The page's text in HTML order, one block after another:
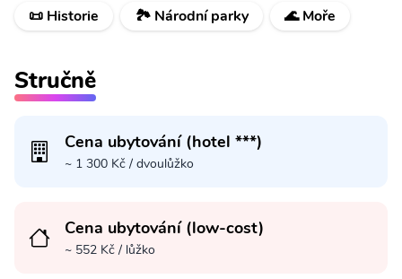
📜 Historie
🏞️ Národní parky 🌊 Moře
Stručně
Cena ubytování (hotel ***)
~ 1 300 Kč / dvoulůžko
Cena ubytování (low-cost)
~ 552 Kč / lůžko